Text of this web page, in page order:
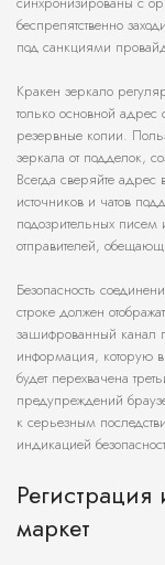
беспрепятственно
под санкциями
Кракен зеркало
только основной адрес
резервные копии.
зеркала от подделок,
Всегда сверяйте
источников и чатов
подозрительных писем
отправителей,
Безопасность
строке должен
зашифрованный канал
информация, которую
будет перехвачена
предупреждений
к серьезным
индикацией
маркет